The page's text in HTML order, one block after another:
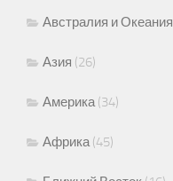
Австралия и Океания
Азия (26)
Америка(34)
Африка(45)